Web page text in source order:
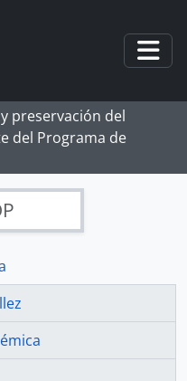
preservación del
del Programa de